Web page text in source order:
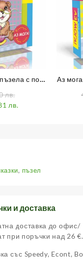
с по 3
лв.
лв.
Аз
, пъзел
и доставка
доставка до офис/
при поръчки над 26 €.
със Speedy, Econt,